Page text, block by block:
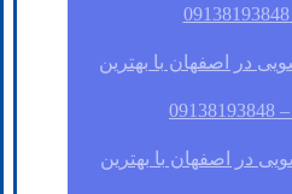
در اصفهان با بهترین
در اصفهان با بهترین